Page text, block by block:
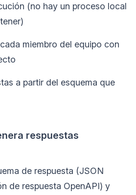
(no hay un proceso local
miembro del equipo con
a partir del esquema que
respuestas
de respuesta (JSON
de respuesta OpenAPI) y